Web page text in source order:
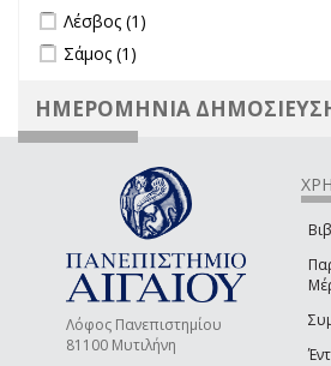
Apply Λέσβος filter
Λέσβος (1)
Apply Σάμος filter
Σάμος (1)
ΗΜΕΡΟΜΗΝΙΑ
Λόφος Πανεπιστημίου
81100 Μυτιλήνη